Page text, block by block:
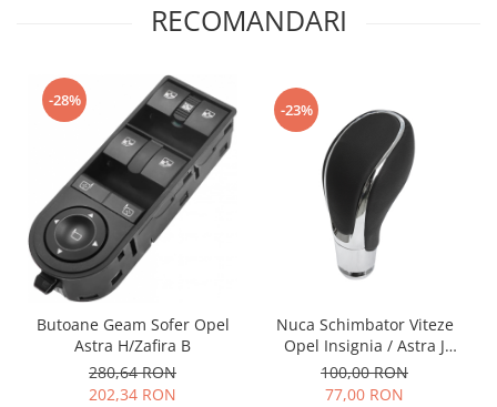
RECOMANDARI
-28%
Butoane Geam Sofer Opel
Astra H/Zafira B
280,64 RON
202,34 RON
-23%
Nuca Schimbator Viteze
Opel Insignia / Astra J
Automat
100,00 RON
77,00 RON